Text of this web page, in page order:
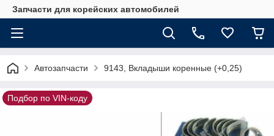
Запчасти для корейских автомобилей
Автозапчасти 9143, Вкладыши коренные (+0,25)
Подбор по VIN-коду